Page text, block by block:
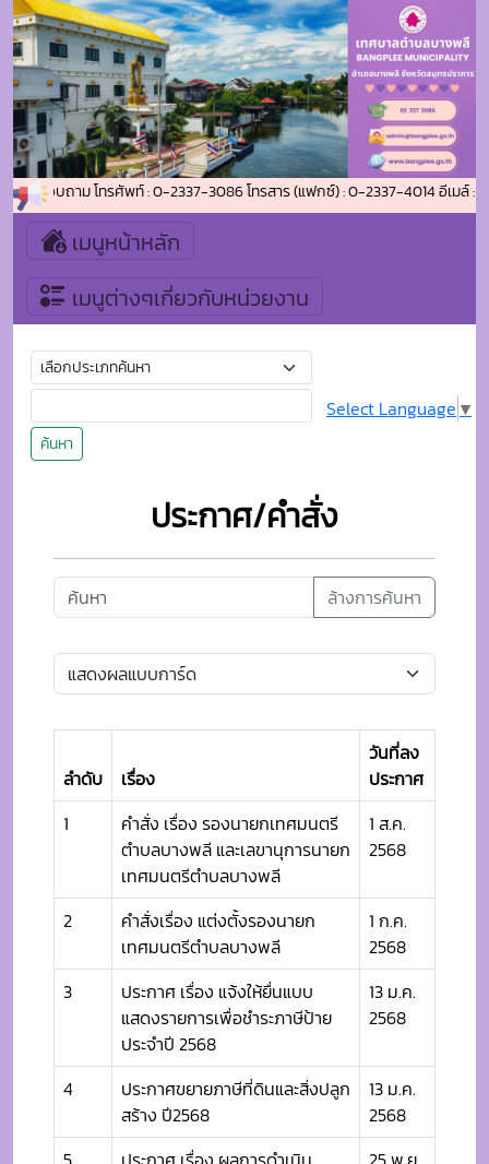
สอบถาม โทรศัพท์ : 0-2337-3086 โทรสาร (แฟกซ์) : 0-2337-4014 อีเมล์ :
เมนูหน้าหลัก
เมนูต่างๆเกี่ยวกับหน่วยงาน
ค้นหา
Select Language ▼
ประกาศ/คำสั่ง
ล้างการค้นหา
ลำดับ เรื่อง
วันที่ลง
ประกาศ
1
คำสั่ง เรื่อง รองนายกเทศมนตรี
ตำบลบางพลี และเลขานุการนายก
เทศมนตรีตำบลบางพลี
1 ส.ค.
2568
2
คำสั่งเรื่อง แต่งตั้งรองนายก
เทศมนตรีตำบลบางพลี
1 ก.ค.
2568
3
ประกาศ เรื่อง แจ้งให้ยื่นแบบ
แสดงรายการเพื่อชำระภาษีป้าย
ประจำปี 2568
13 ม.ค.
2568
4
ประกาศขยายภาษีที่ดินและสิ่งปลูก
สร้าง ปี2568
13 ม.ค.
2568